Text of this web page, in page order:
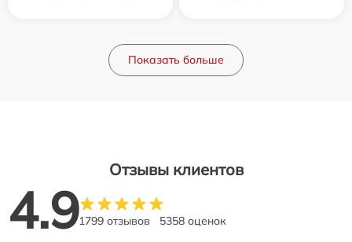
Показать больше
Отзывы клиентов
4.91799 отзывов 5358 оценок